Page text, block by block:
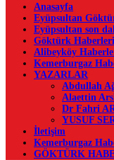
Anasayfa
Eyüpsultan
Eyüpsultan son
Göktürk Haberleri
Alibeyköy
Kemerburgaz
YAZARLAR
Abdullah
Alaettin
Dr Fahri
YUSUF
İletişim
Kemerburgaz
GÖKTÜRK